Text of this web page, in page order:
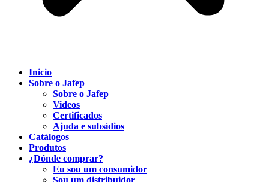
Inicio
Sobre o Jafep
Sobre o Jafep
Videos
Certificados
Ajuda e subsídios
Catálogos
Produtos
¿Dónde comprar?
Eu sou um consumidor